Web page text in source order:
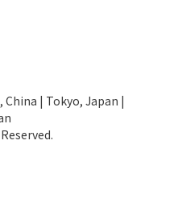
China | Tokyo, Japan |